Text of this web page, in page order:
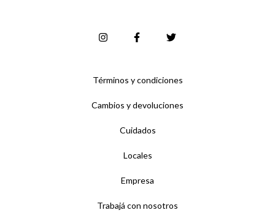
Términos y condiciones
Cambios y devoluciones
Cuidados
Locales
Empresa
Trabajá con nosotros